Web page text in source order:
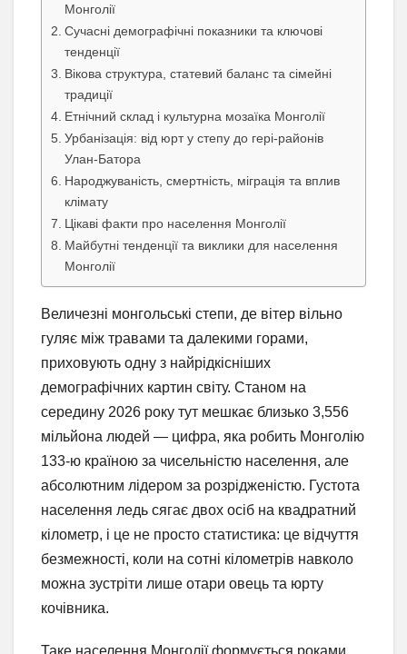
Монголії
Сучасні демографічні показники та ключові
тенденції
Вікова структура, статевий баланс та сімейні
традиції
Етнічний склад і культурна мозаїка Монголії
Урбанізація: від юрт у степу до гері-районів
Улан-Батора
Народжуваність, смертність, міграція та вплив
клімату
Цікаві факти про населення Монголії
Майбутні тенденції та виклики для населення
Монголії
Величезні монгольські степи, де вітер вільно
гуляє між травами та далекими горами,
приховують одну з найрідкісніших
демографічних картин світу. Станом на
середину 2026 року тут мешкає близько 3,556
мільйона людей — цифра, яка робить Монголію
133-ю країною за чисельністю населення, але
абсолютним лідером за розрідженістю. Густота
населення ледь сягає двох осіб на квадратний
кілометр, і це не просто статистика: це відчуття
безмежності, коли на сотні кілометрів навколо
можна зустріти лише отари овець та юрту
кочівника.
Таке населення Монголії формується роками